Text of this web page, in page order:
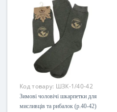
Код товару: ШЗК-1/40-42
Зимові чоловічі шкарпетки для
мисливців та рибалок (р.40-42)